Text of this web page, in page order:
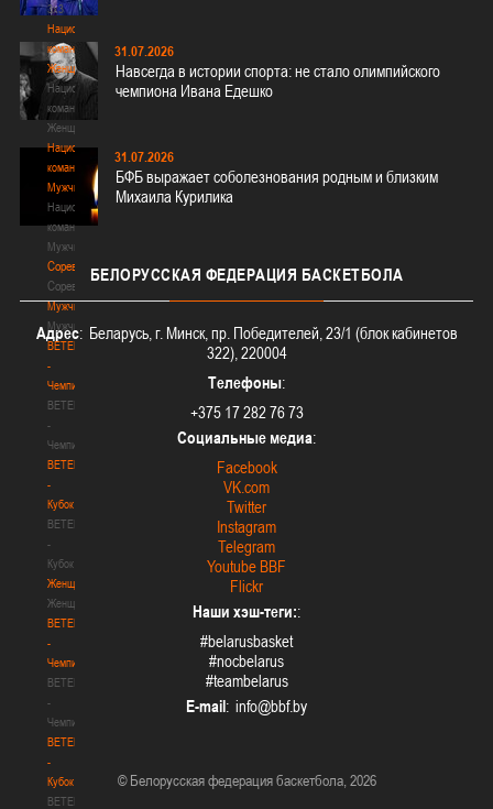
3х3
Национальная
команда.
Женщины
Национальная
команда.
Женщины
Национальная
команда.
Мужчины
Национальная
команда.
Мужчины
Соревнования
Соревнования
Мужчины
Мужчины
BETERA
-
Чемпионат
BETERA
-
Чемпионат
BETERA
-
Кубок
BETERA
-
Кубок
Женщины
Женщины
BETERA
-
Чемпионат
BETERA
-
Чемпионат
BETERA
-
Кубок
BETERA
31.07.2026
Навсегда в истории спорта: не стало олимпийского
чемпиона Ивана Едешко
31.07.2026
БФБ выражает соболезнования родным и близким
Михаила Курилика
БЕЛОРУССКАЯ ФЕДЕРАЦИЯ БАСКЕТБОЛА
Адрес: Беларусь, г. Минск, пр. Победителей, 23/1 (блок кабинетов
322), 220004
Телефоны:
+375 17 282 76 73
Социальные медиа:
Facebook
VK.com
Twitter
Instagram
Telegram
Youtube BBF
Flickr
Наши хэш-теги::
#belarusbasket
#nocbelarus
#teambelarus
E-mail:
© Белорусская федерация баскетбола, 2026